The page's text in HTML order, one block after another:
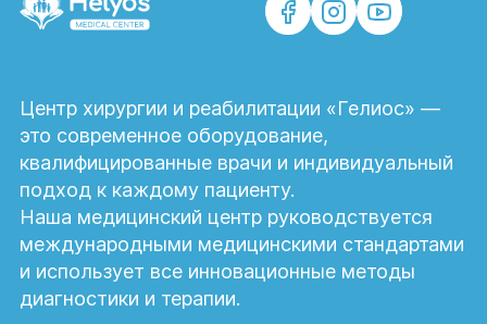
Центр хирургии и реабилитации «Гелиос» —
это современное оборудование,
квалифицированные врачи и индивидуальный
подход к каждому пациенту.
Наша медицинский центр руководствуется
международными медицинскими стандартами
и использует все инновационные методы
диагностики и терапии.